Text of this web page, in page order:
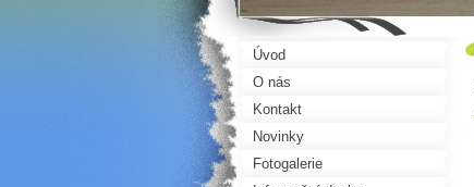
Úvod
O nás
Kontakt
Novinky
Fotogalerie